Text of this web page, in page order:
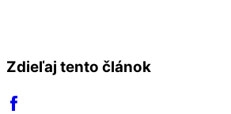
Zdieľaj tento článok